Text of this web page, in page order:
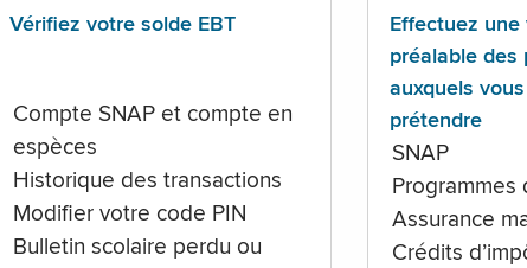
Vérifiez votre solde EBT
Compte SNAP et compte en
espèces
Historique des transactions
Modifier votre code PIN
Bulletin scolaire perdu ou
Effectuez
préalable des
auxquels
prétendre
SNAP
Programmes
Assurance
Crédits